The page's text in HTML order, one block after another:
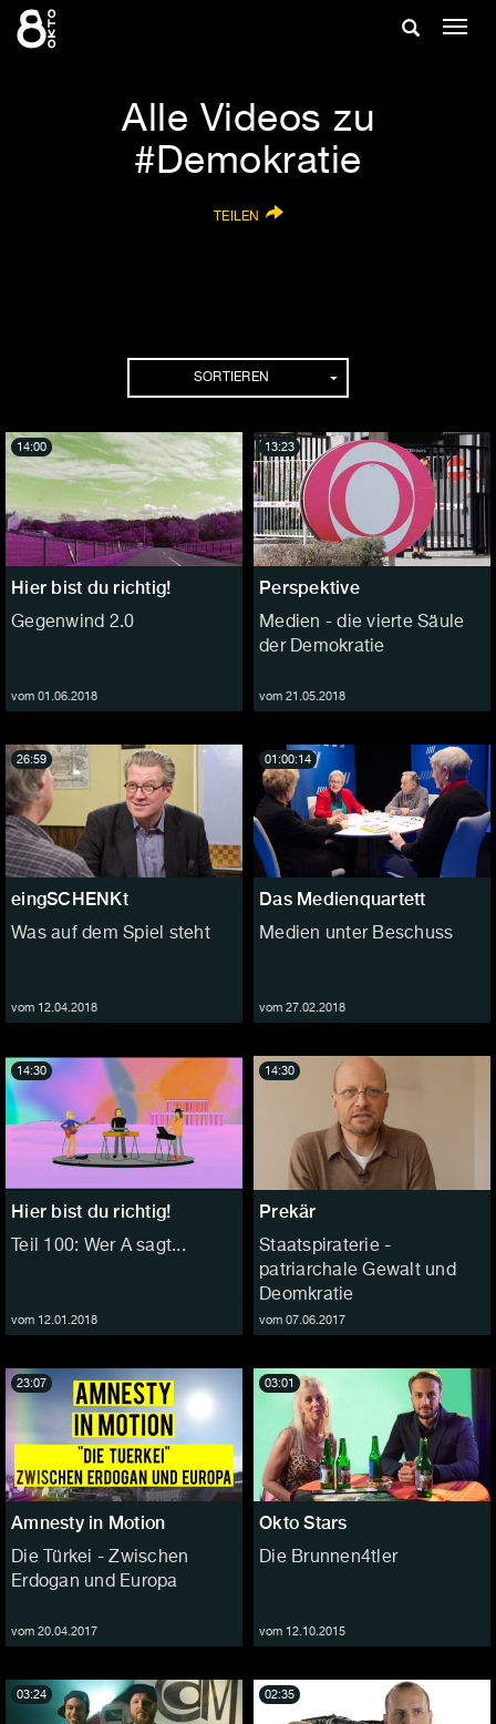
Zum
Inhalt
Suche
Alle Videos zu
#Demokratie
TEILEN
SORTIEREN
Hier bist du richtig!
Gegenwind 2.0
vom 01.06.2018
14:00
Perspektive
Medien - die vierte Säule
der Demokratie
vom 21.05.2018
13:23
eingSCHENKt
Was auf dem Spiel steht
vom 12.04.2018
26:59
Das Medienquartett
Medien unter Beschuss
vom 27.02.2018
01:00:14
Hier bist du richtig!
Teil 100: Wer A sagt...
vom 12.01.2018
14:30
Prekär
Staatspiraterie -
patriarchale Gewalt und
Deomkratie
vom 07.06.2017
14:30
Amnesty in Motion
Die Türkei - Zwischen
Erdogan und Europa
vom 20.04.2017
23:07
Okto Stars
Die Brunnen4tler
vom 12.10.2015
03:01
03:24 02:35